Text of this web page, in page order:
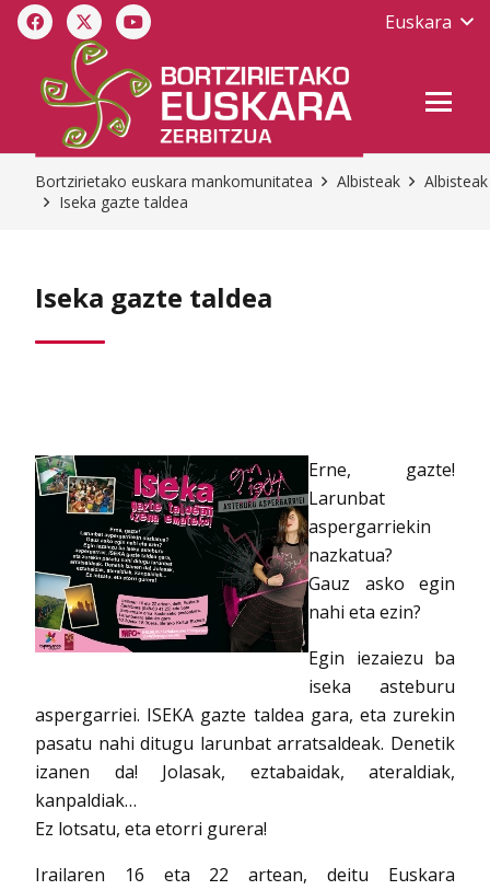
Euskara
Bortzirietako euskara mankomunitatea Albisteak
Albisteak
Iseka gazte taldea
Iseka gazte taldea
Erne, gazte!
Larunbat
aspergarriekin
nazkatua?
Gauz asko egin
nahi eta ezin?
Egin iezaiezu ba
iseka asteburu
aspergarriei. ISEKA gazte taldea gara, eta zurekin
pasatu nahi ditugu larunbat arratsaldeak. Denetik
izanen da! Jolasak, eztabaidak, ateraldiak,
kanpaldiak…
Ez lotsatu, eta etorri gurera!
Irailaren 16 eta 22 artean, deitu Euskara